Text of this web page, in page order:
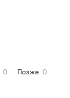
0 Позже 0